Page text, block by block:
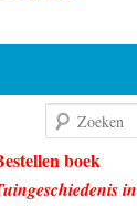
boek
in